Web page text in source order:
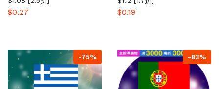
$0.27 $0.19
-75% -83%